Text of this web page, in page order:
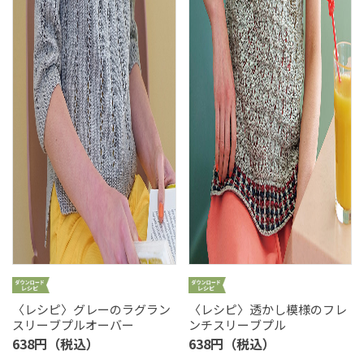
〈レシピ〉グレーのラグラン
スリーブプルオーバー
638円（税込）
〈レシピ〉透かし模様のフレ
ンチスリーブプル
638円（税込）